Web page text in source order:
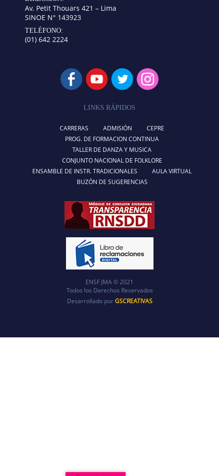
Av. Petit Thouars 421 – Lima
SINOE N° 143923
TELÉFONO:
(01) 642 2224
LINKS RÁPIDOS
CARRERAS ADMISIÓN
CEPRE
PROG. DE FORMACION CONTINUA
TALLER DE DANZA Y MUSICA
CONJUNTO NACIONAL DE FOLKLORE
ENSAMBLE DE INSTR. TRADICIONALES
AULA VIRTUAL
BUZÓN DE SUGERENCIAS
ENSF JMA © 2021
Todos los Derechos Reservados
Desarrollado porGSCREATIVAS